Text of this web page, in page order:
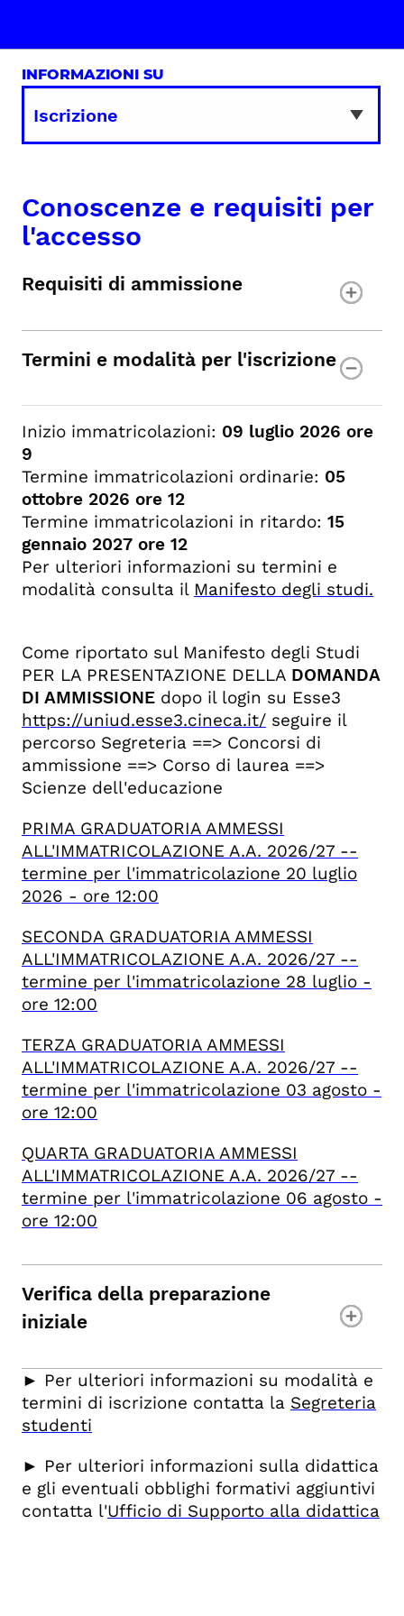
INFORMAZIONI SU
Conoscenze e requisiti per
l'accesso
Requisiti di ammissione
Termini e modalità per l'iscrizione
Inizio immatricolazioni: 09 luglio 2026 ore
9
Termine immatricolazioni ordinarie: 05
ottobre 2026 ore 12
Termine immatricolazioni in ritardo: 15
gennaio 2027 ore 12
Per ulteriori informazioni su termini e
modalità consulta il Manifesto degli studi.
Come riportato sul Manifesto degli Studi
PER LA PRESENTAZIONE DELLA DOMANDA
DI AMMISSIONE dopo il login su Esse3
https://uniud.esse3.cineca.it/ seguire il
percorso Segreteria ==> Concorsi di
ammissione ==> Corso di laurea ==>
Scienze dell'educazione
PRIMA GRADUATORIA AMMESSI
ALL'IMMATRICOLAZIONE A.A. 2026/27 --
termine per l'immatricolazione 20 luglio
2026 - ore 12:00
SECONDA GRADUATORIA AMMESSI
ALL'IMMATRICOLAZIONE A.A. 2026/27 --
termine per l'immatricolazione 28 luglio -
ore 12:00
TERZA GRADUATORIA AMMESSI
ALL'IMMATRICOLAZIONE A.A. 2026/27 --
termine per l'immatricolazione 03 agosto -
ore 12:00
QUARTA GRADUATORIA AMMESSI
ALL'IMMATRICOLAZIONE A.A. 2026/27 --
termine per l'immatricolazione 06 agosto -
ore 12:00
Verifica della preparazione
iniziale
► Per ulteriori informazioni su modalità e
termini di iscrizione contatta la Segreteria
studenti
► Per ulteriori informazioni sulla didattica
e gli eventuali obblighi formativi aggiuntivi
contatta l'Ufficio di Supporto alla didattica